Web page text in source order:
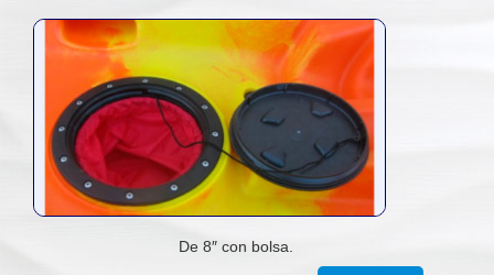
De 8″ con bolsa.